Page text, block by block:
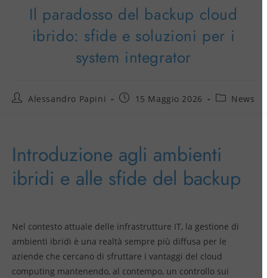
Il paradosso del backup cloud
ibrido: sfide e soluzioni per i
system integrator
Alessandro Papini 15 Maggio 2026 News
Introduzione agli ambienti
ibridi e alle sfide del backup
Nel contesto attuale delle infrastrutture IT, la gestione di
ambienti ibridi è una realtà sempre più diffusa per le
aziende che cercano di sfruttare i vantaggi del cloud
computing mantenendo, al contempo, un controllo sui